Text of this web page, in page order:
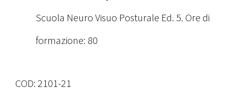
Scuola Neuro Visuo Posturale Ed. 5. Ore di
formazione: 80
COD: 2101-21